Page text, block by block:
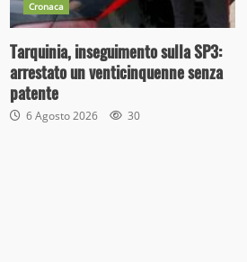
Cronaca
Tarquinia, inseguimento sulla SP3:
arrestato un venticinquenne senza
patente
6 Agosto 2026 30